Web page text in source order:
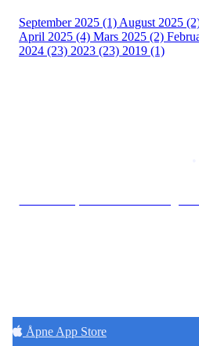
September 2025 (1) August 2025
April 2025 (4) Mars 2025 (2)
2024 (23) 2023 (23) 2019 (1)
Åpne App Store